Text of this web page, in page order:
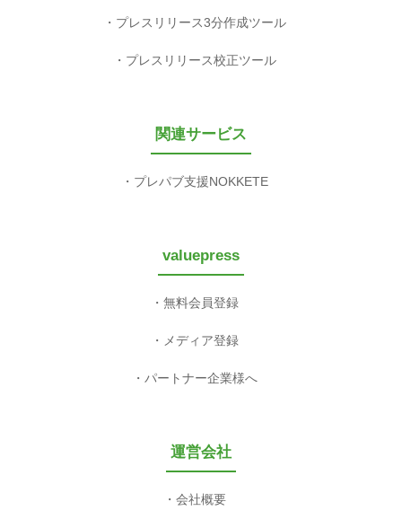
プレスリリース3分作成ツール
プレスリリース校正ツール
関連サービス
プレパブ支援NOKKETE
valuepress
無料会員登録
メディア登録
パートナー企業様へ
運営会社
会社概要